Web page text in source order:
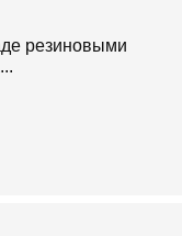
резиновыми